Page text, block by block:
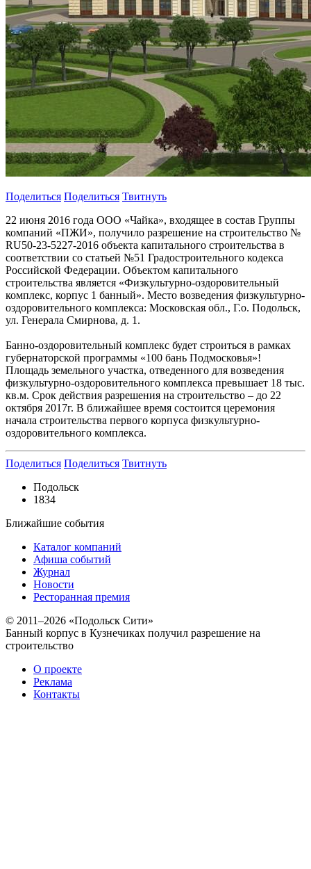
Поделиться Поделиться Твитнуть
22 июня 2016 года ООО «Чайка», входящее в состав Группы
компаний «ПЖИ», получило разрешение на строительство №
RU50-23-5227-2016 объекта капитального строительства в
соответствии со статьей №51 Градостроительного кодекса
Российской Федерации. Объектом капитального
строительства является «Физкультурно-оздоровительный
комплекс, корпус 1 банный». Место возведения физкультурно-
оздоровительного комплекса: Московская обл., Г.о. Подольск,
ул. Генерала Смирнова, д. 1.
Банно-оздоровительный комплекс будет строиться в рамках
губернаторской программы «100 бань Подмосковья»!
Площадь земельного участка, отведенного для возведения
физкультурно-оздоровительного комплекса превышает 18 тыс.
кв.м. Срок действия разрешения на строительство – до 22
октября 2017г. В ближайшее время состоится церемония
начала строительства первого корпуса физкультурно-
оздоровительного комплекса.
Поделиться Поделиться Твитнуть
Подольск
1834
Ближайшие события
Каталог компаний
Афиша событий
Журнал
Новости
Ресторанная премия
© 2011–2026 «Подольск Сити»
Банный корпус в Кузнечиках получил разрешение на
строительство
О проекте
Реклама
Контакты